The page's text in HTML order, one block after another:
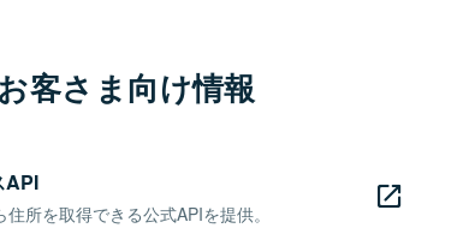
客さま向け情報
API
所を取得できる公式APIを提供。